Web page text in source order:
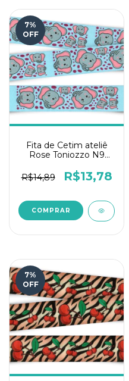
7%
OFF
Fita de Cetim ateliê
Rose Toniozzo N9
R$14,89
R$13,78
7%
OFF